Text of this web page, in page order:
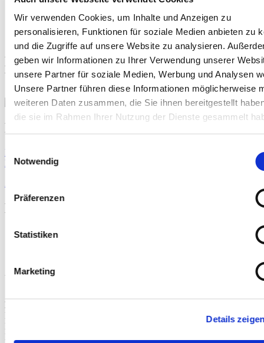
Wir verwenden Cookies, um Inhalte und Anzeigen zu
personalisieren, Funktionen für soziale Medien anbieten zu
und die Zugriffe auf unsere Website zu analysieren.
geben wir Informationen zu Ihrer Verwendung unserer
unsere Partner für soziale Medien, Werbung und Analysen
Unsere Partner führen diese Informationen möglicherweise
weiteren Daten zusammen, die Sie ihnen bereitgestellt
die sie im Rahmen Ihrer Nutzung der Dienste gesammelt
Einwilligungsauswahl
Notwendig
Präferenzen
Statistiken
Marketing
Details
Über uns
Magazin NÄCHSTENLIEBE WELTWEIT, AUGUST 2024
Magazin NÄCHSTENLIEBE
WELTWEIT, AUGUST 2024
Die Menschen hinter unseren Projekten
Magazin NÄCHSTENLIEBE WELTWEIT AUGUST 2024
MB,pdf) (öffnet sich in einem neuen Fenster)
Zurück zur Übersicht
Bleiben Sie auf dem Laufenden
Unsere Spendenkonten
Deutschland
Nächstenliebe Weltweit
Bank für Sozialwirtschaft
DE80 3702 0500 0008 7834 00